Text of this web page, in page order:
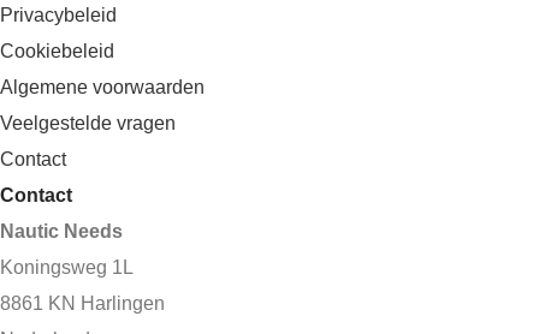
Privacybeleid
Cookiebeleid
Algemene voorwaarden
Veelgestelde vragen
Contact
Contact
Nautic Needs
Koningsweg 1L
8861 KN Harlingen